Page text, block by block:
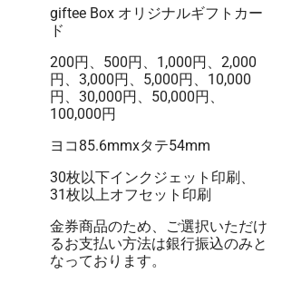
giftee Box オリジナルギフトカー
ド
200円、500円、1,000円、2,000
円、3,000円、5,000円、10,000
円、30,000円、50,000円、
100,000円
ヨコ85.6mmxタテ54mm
30枚以下インクジェット印刷、
31枚以上オフセット印刷
金券商品のため、ご選択いただけ
るお支払い方法は銀行振込のみと
なっております。